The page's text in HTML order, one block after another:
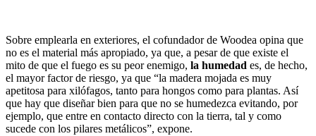
Sobre emplearla en exteriores, el cofundador de Woodea opina que
no es el material más apropiado, ya que, a pesar de que existe el
mito de que el fuego es su peor enemigo, la humedad es, de hecho,
el mayor factor de riesgo, ya que “la madera mojada es muy
apetitosa para xilófagos, tanto para hongos como para plantas. Así
que hay que diseñar bien para que no se humedezca evitando, por
ejemplo, que entre en contacto directo con la tierra, tal y como
sucede con los pilares metálicos”, expone.